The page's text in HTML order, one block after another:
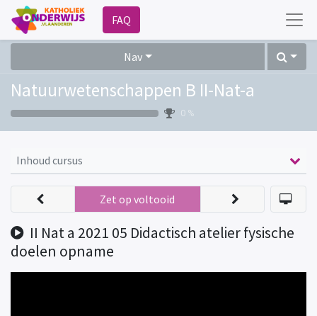
FAQ
Nav
Natuurwetenschappen B II-Nat-a
0 %
Inhoud cursus
II Nat a 2021 05 Didactisch atelier fysische
doelen opname
Zet op voltooid